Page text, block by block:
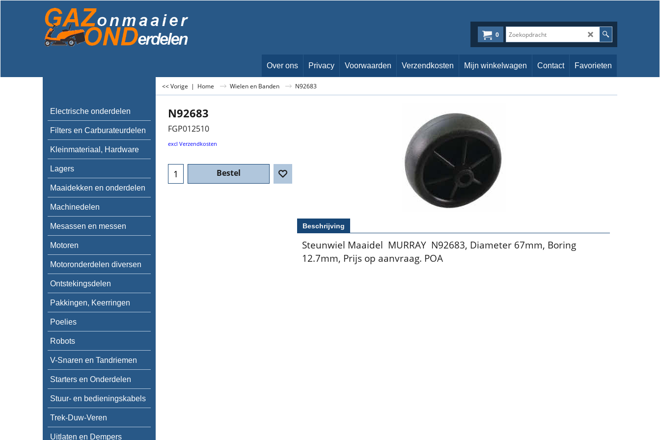
0
Over ons Privacy Voorwaarden Verzendkosten Mijn winkelwagen Contact Favorieten
Electrische onderdelen
Filters en Carburateurdelen
Kleinmateriaal, Hardware
Lagers
Maaidekken en onderdelen
Machinedelen
Mesassen en messen
Motoren
Motoronderdelen diversen
Ontstekingsdelen
Pakkingen, Keerringen
Poelies
Robots
V-Snaren en Tandriemen
Starters en Onderdelen
Stuur- en bedieningskabels
Trek-Duw-Veren
Uitlaten en Dempers
<< Vorige | Home Wielen en Banden N92683
N92683
FGP012510
excl Verzendkosten
Bestel
Beschrijving
Steunwiel Maaidel MURRAY N92683, Diameter 67mm, Boring
12.7mm, Prijs op aanvraag. POA